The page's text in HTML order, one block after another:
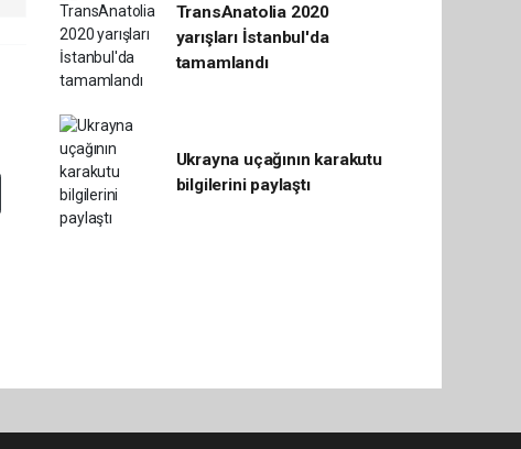
TransAnatolia 2020
yarışları İstanbul'da
tamamlandı
Ukrayna uçağının karakutu
bilgilerini paylaştı